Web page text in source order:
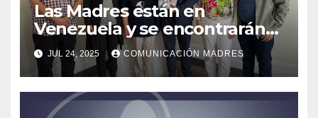
Las Madres están en
Venezuela y se encontrarán
con el presidente Nicolás
Maduro
JUL 24, 2025 COMUNICACIÓN MADRES